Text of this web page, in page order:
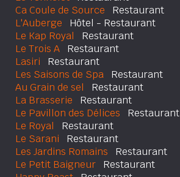
Ca Coule de Source Restaurant
L'Auberge Hôtel - Restaurant
Le Kap Royal Restaurant
Le Trois A Restaurant
Lasiri Restaurant
Les Saisons de Spa Restaurant
Au Grain de sel Restaurant
La Brasserie Restaurant
Le Pavillon des Délices Restaurant
Le Royal Restaurant
Le Sarani Restaurant
Les Jardins Romains Restaurant
Le Petit Baigneur Restaurant